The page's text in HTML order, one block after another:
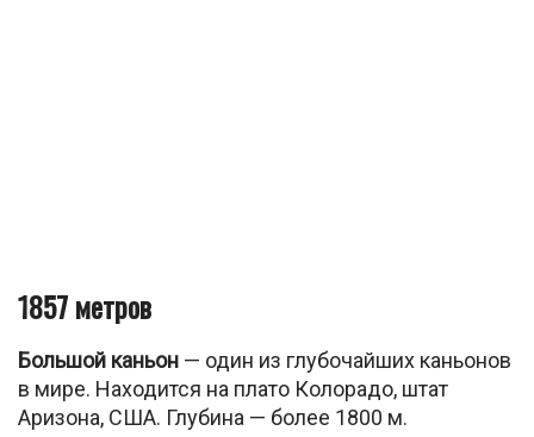
1857 метров
Большой каньон — один из глубочайших каньонов
в мире. Находится на плато Колорадо, штат
Аризона, США. Глубина — более 1800 м.